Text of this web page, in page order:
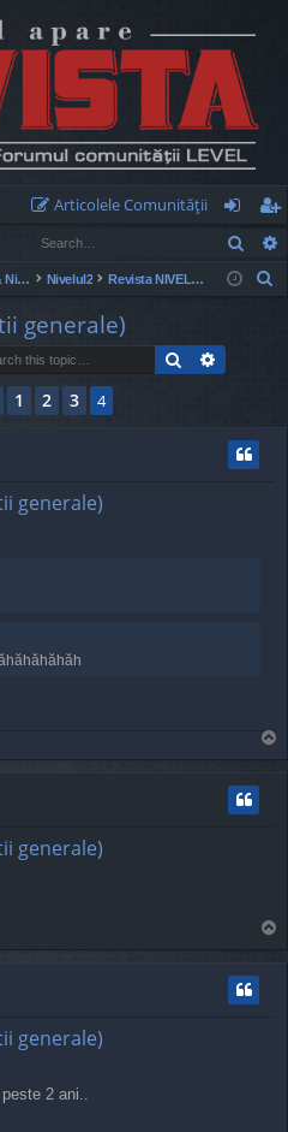
Articolele Comunităţii
og
in
eg
ist
Muzeul Level & Nivelul2 Nivelul2 Revista NIVELUL2
generale)
Search
Previous
1 2 3 4
generale)
o
generale)
generale)
2 ani..